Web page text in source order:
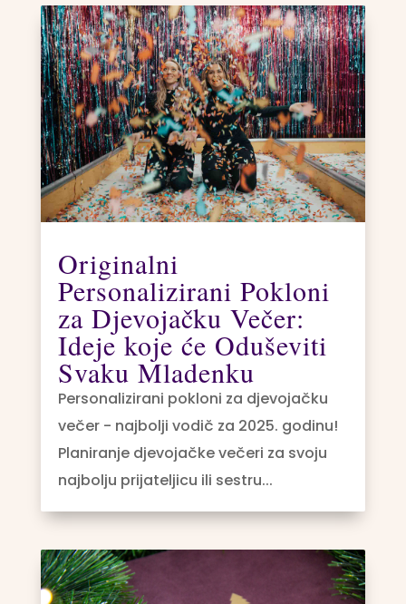
Originalni
Personalizirani Pokloni
za Djevojačku Večer:
Ideje koje će Oduševiti
Svaku Mladenku
Personalizirani pokloni za djevojačku
večer - najbolji vodič za 2025. godinu!
Planiranje djevojačke večeri za svoju
najbolju prijateljicu ili sestru...